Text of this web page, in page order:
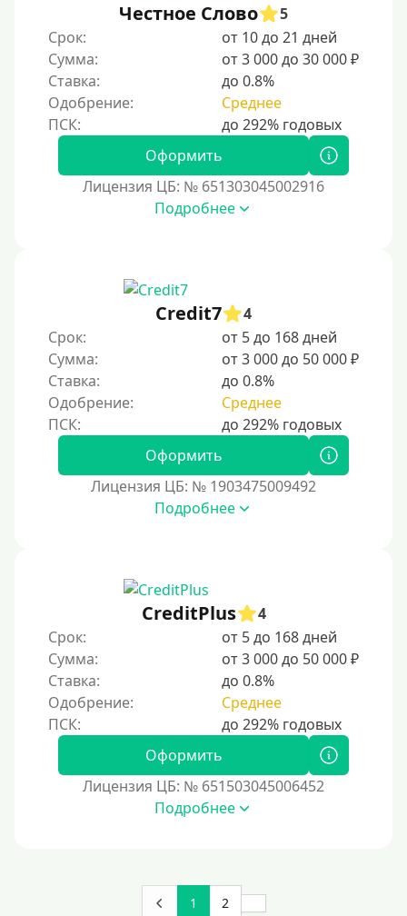
ВТБ
Виза (Visa)
Тинькофф
На карту Кукуруза
С помощью платформы Контакт (Contact)
С помощью системы быстрых платежей (СБП)
Способы получения
Без активации сервиса
Без участия банков
На сберкнижку
Без посещения офиса
В ломбарде
Роботы займов
Перевод средств на карту через Telegram
Бесплатное использование без списания средств с
карты.
Денежным переводом
На Яндекс Деньги
Честное Слово
5
Срок:
от 10 до 21 дней
Сумма:
от 3 000 до 30 000 ₽
Ставка:
до 0.8%
Одобрение:
Среднее
Оформить
Лицензия ЦБ: № 651303045002916
Подробнее
Credit7
4
Срок:
от 5 до 168 дней
Сумма:
от 3 000 до 50 000 ₽
Ставка:
до 0.8%
Одобрение:
Среднее
Оформить
Лицензия ЦБ: № 1903475009492
Подробнее
CreditPlus
4
Срок:
от 5 до 168 дней
Сумма:
от 3 000 до 50 000 ₽
Ставка:
до 0.8%
Одобрение:
Среднее
Оформить
Лицензия ЦБ: № 651503045006452
Подробнее
1 2